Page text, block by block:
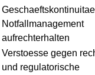
Notfallmanagement
aufrechterhalten
Verstoesse gegen
und regulatorische